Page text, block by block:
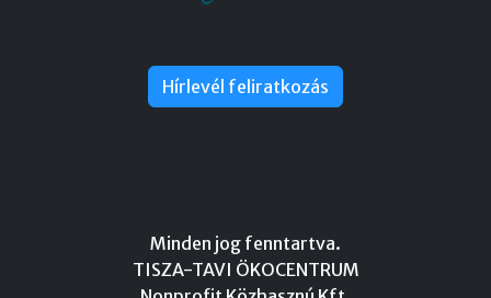
Hírlevél feliratkozás
Minden jog fenntartva.
TISZA-TAVI ÖKOCENTRUM